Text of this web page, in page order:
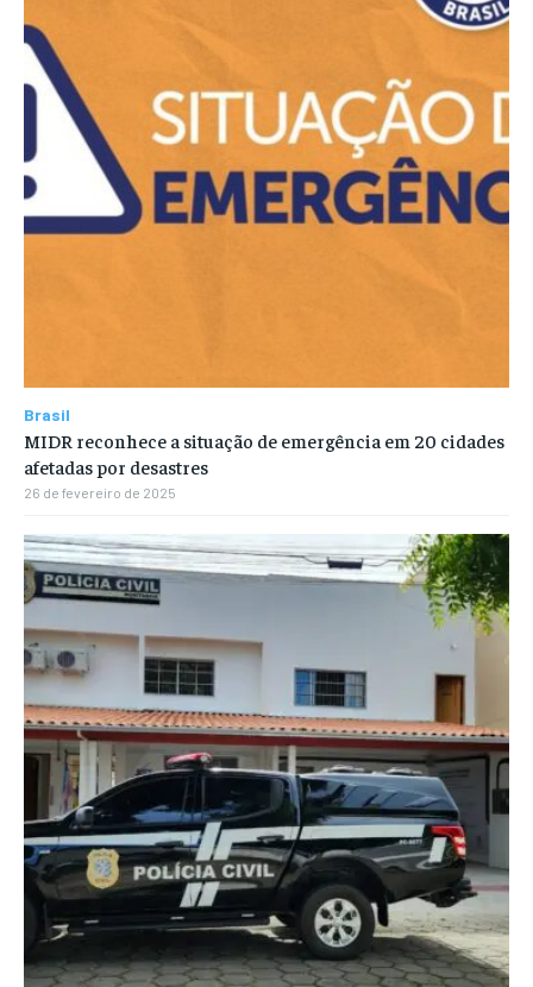
Brasil
MIDR reconhece a situação de emergência em 20 cidades
afetadas por desastres
26 de fevereiro de 2025